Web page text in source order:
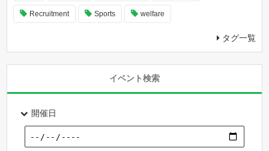
Recruitment Sports welfare
タグ一覧
イベント検索
開催日